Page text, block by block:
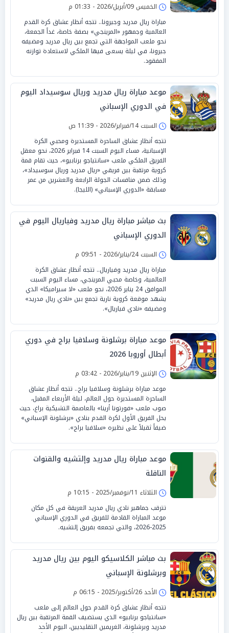
الخميس 09/أبريل/2026 - 01:33 م
مباراة ريال مدريد وجيرونا.. تتجه أنظار عشاق كرة القدم
العالمية وجمهور «المرينجي» بصفة خاصة، غداً الجمعة،
نحو ملعب المواجهة التي تجمع بين ريال مدريد ومضيفه
جيرونا، في ليلة يسعى فيها الملكي لاستعادة توازنه
المفقود.
موعد مباراة ريال مدريد وريال سوسيداد اليوم
في الدوري الإسباني
السبت 14/فبراير/2026 - 11:39 ص
تتجه أنظار عشاق الساحرة المستديرة ومحبي الكرة
الإسبانية، مساء اليوم السبت 14 فبراير 2026، نحو معقل
الفريق الملكي ملعب «سانتياجو برنابيو»، حيث تقام قمة
كروية مرتقبة بين فريقي «ريال مدريد وريال سوسيداد»،
وذلك ضمن منافسات الجولة الرابعة والعشرين من عمر
مسابقة «الدوري الإسباني» (الليجا).
بث مباشر مباراة ريال مدريد وفياريال اليوم في
الدوري الإسباني
السبت 24/يناير/2026 - 09:51 م
مباراة ريال مدريد وفياريال.. تتجه أنظار عشاق الكرة
العالمية، وخاصة محبي المرينجي، مساء اليوم السبت
الموافق 24 يناير 2026، نحو ملعب «لا سيراميكا» الذي
يشهد موقعة كروية نارية تجمع بين «نادي ريال مدريد»
ومضيفه «نادي فياريال».
موعد مباراة برشلونة وسلافيا براج في دوري
أبطال أوروبا 2026
الإثنين 19/يناير/2026 - 03:42 م
موعد مباراة برشلونة وسلافيا براج.. تتجه أنظار عشاق
الساحرة المستديرة حول العالم، ليلة الأربعاء المقبل،
صوب ملعب «فورتونا أرينا» بالعاصمة التشيكية براغ، حيث
يحل الفريق الأول لكرة القدم بنادي «برشلونة الإسباني»
ضيفاً ثقيلاً على نظيره «سلافيا براج».
موعد مباراة ريال مدريد وإلتشيه والقنوات
الناقلة
الثلاثاء 11/نوفمبر/2025 - 10:15 م
تترقب جماهير نادي ريال مدريد العريقة في كل مكان
موعد المباراة القادمة للفريق في الدوري الإسباني
2025-2026، والتي تجمعه بفريق إلتشيه.
بث مباشر الكلاسيكو اليوم بين ريال مدريد
وبرشلونة الإسباني
الأحد 26/أكتوبر/2025 - 06:15 م
تتجه أنظار عشاق كرة القدم حول العالم إلى ملعب
«سانتياجو برنابيو» الذي يستضيف القمة المرتقبة بين ريال
مدريد وبرشلونة، الغريمين التقليديين، اليوم الأحد